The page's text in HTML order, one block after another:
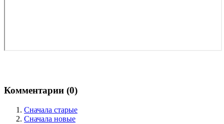
Комментарии (0)
Сначала старые
Сначала новые